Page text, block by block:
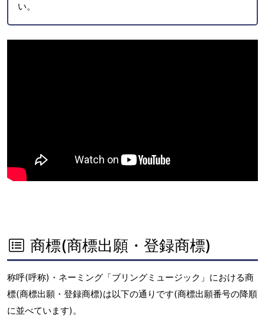
い。
商標(商標出願・登録商標)
称呼(呼称)・ネーミング「ブリングミュージック」における商
標(商標出願・登録商標)は以下の通りです(商標出願番号の降順
に並べています)。